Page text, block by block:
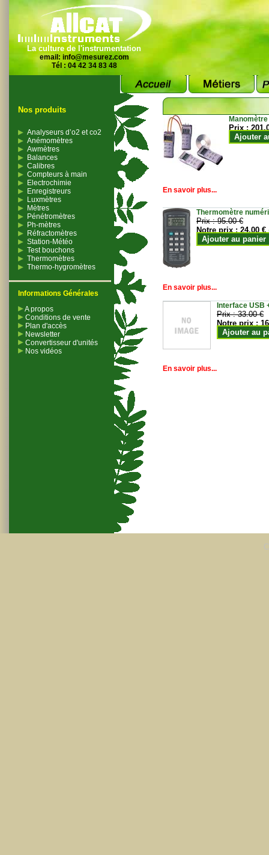
La culture de l'instrumentation
email: info@mesurez.com
Tél : 04 42 34 83 48
Nos produits
Analyseurs d’o2 et co2
Anémomètres
Awmètres
Balances
Calibres
Compteurs à main
Electrochimie
Enregistreurs
Luxmètres
Mètres
Pénétromètres
Ph-mètres
Réfractomètres
Station-Météo
Test bouchons
Thermomètres
Thermo-hygromètres
Informations Générales
A propos
Conditions de vente
Plan d'accès
Newsletter
Convertisseur d'unités
Nos vidéos
Prix :
Ajouter
En savoir plus...
Thermomètre
Prix :95.00 €
Notre prix :24.00 €
Ajouter au panier
En savoir plus...
Interface USB
Prix :33.00 €
Notre prix :
Ajouter au
En savoir plus...